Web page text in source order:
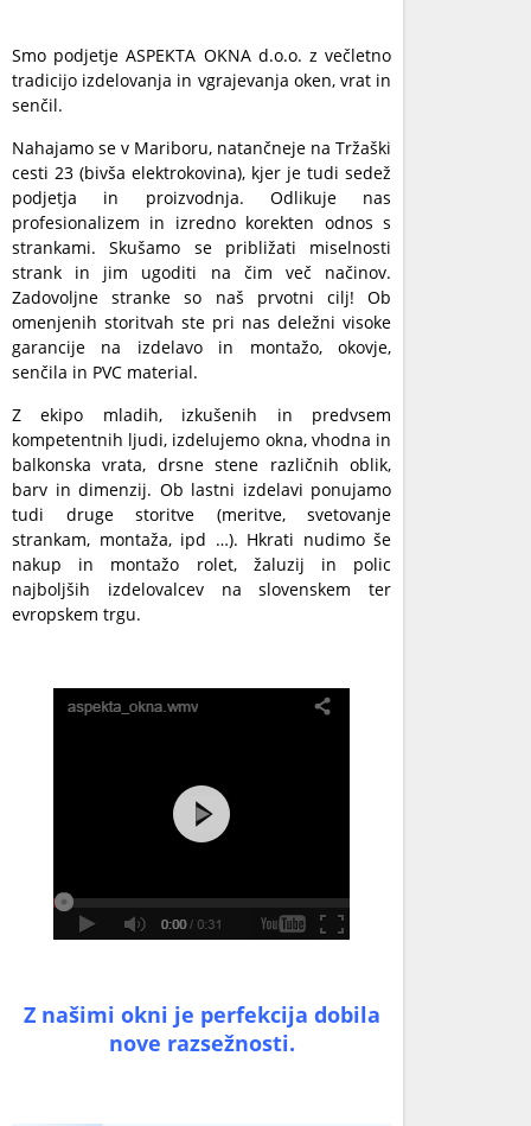
Smo podjetje ASPEKTA OKNA d.o.o. z večletno
tradicijo izdelovanja in vgrajevanja oken, vrat in
senčil.
Nahajamo se v Mariboru, natančneje na Tržaški
cesti 23 (bivša elektrokovina), kjer je tudi sedež
podjetja in proizvodnja. Odlikuje nas
profesionalizem in izredno korekten odnos s
strankami. Skušamo se približati miselnosti
strank in jim ugoditi na čim več načinov.
Zadovoljne stranke so naš prvotni cilj! Ob
omenjenih storitvah ste pri nas deležni visoke
garancije na izdelavo in montažo, okovje,
senčila in PVC material.
Z ekipo mladih, izkušenih in predvsem
kompetentnih ljudi, izdelujemo okna, vhodna in
balkonska vrata, drsne stene različnih oblik,
barv in dimenzij. Ob lastni izdelavi ponujamo
tudi druge storitve (meritve, svetovanje
strankam, montaža, ipd …). Hkrati nudimo še
nakup in montažo rolet, žaluzij in polic
najboljših izdelovalcev na slovenskem ter
evropskem trgu.
Z našimi okni je perfekcija dobila
nove razsežnosti.